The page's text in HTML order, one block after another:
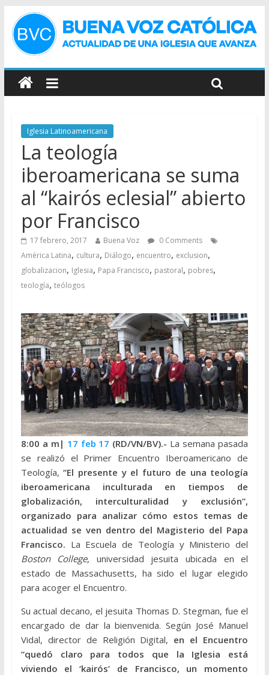
Iglesia Latinoamericana
La teología
iberoamericana se suma
al “kairós eclesial” abierto
por Francisco
17 febrero, 2017 Buena Voz
0 Comments
América Latina, cultura, Diálogo, encuentro, exclusion,
globalizacion, Iglesia, Papa Francisco, pastoral, pobres,
teología, teólogos
8:00 a m| 17 feb 17 (RD/VN/BV).- La semana pasada
se realizó el Primer Encuentro Iberoamericano de
Teología,“El presente y el futuro de una teología
iberoamericana inculturada en tiempos de
globalización, interculturalidad y exclusión”,
organizado para analizar cómo estos temas de
actualidad se ven dentro del Magisterio del Papa
Francisco. La Escuela de Teología y Ministerio del
Boston College, universidad jesuita ubicada en el
estado de Massachusetts, ha sido el lugar elegido
para acoger el Encuentro.
Su actual decano, el jesuita Thomas D. Stegman, fue el
encargado de dar la bienvenida. Según José Manuel
Vidal, director de Religión Digital, en el Encuentro
“quedó claro para todos que la Iglesia está
viviendo el ‘kairós’ de Francisco, un momento